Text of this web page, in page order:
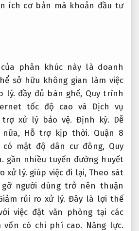
ích cơ bản mà khoản đầu tư
phân khúc này là doanh
sở hữu không gian làm việc
lý. đầy đủ bàn ghế, Quy trình
tốc độ cao và Dịch vụ
xử lý bảo vệ. Định kỳ. Dễ
nữa, Hỗ trợ kịp thời. Quận 8
có mật độ dân cư đông, Quy
gần nhiều tuyến đường huyết
xử lý. giúp việc đi lại,Theo sát
gỡ người dùng trở nên thuận
rủi ro xử lý. Đây là lợi thế
việc đặt văn phòng tại các
vốn có chi phí cao. Năng lực.